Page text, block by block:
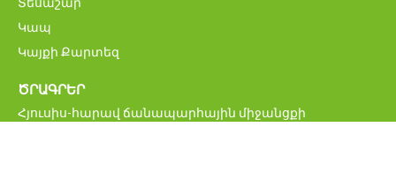
Կապ
Կայքի Քարտեզ
ԾՐԱԳՐԵՐ
Հյուսիս-հարավ ճանապարհային միջանցքի